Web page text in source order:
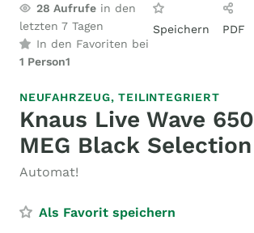
28 Aufrufe in den
letzten 7 Tagen
In den Favoriten bei
1 Person1
Speichern PDF
NEUFAHRZEUG,TEILINTEGRIERT
Knaus Live Wave 650
MEG Black Selection
Automat!
Als Favorit speichern